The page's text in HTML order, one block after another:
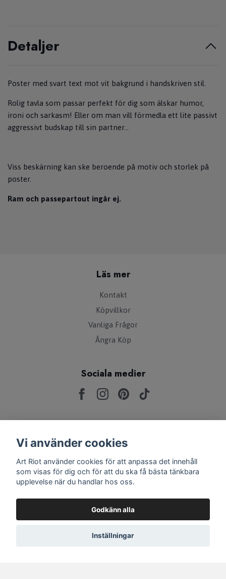
Detaljer
Poster med svart text mot vit bakgrund i handskriven stil.
Rolig tavla som passar perfekt för dig som älskar humor,
ironi och sarkasm! Eller om man vill förmedla ett lite passivt
aggressivt budskap till sin partner...
Viss beskärning kan ske beroende på motiv och storlek på
poster.
Ram och passepartout ingår ej.
Läs mer
Kontakt
Köpvillkor
Vanliga Frågor
Ångra Köp
Sociala medier
första som får reda på nyheter, tävlingar och
Vi använder cookies
Art Riot använder cookies för att anpassa det innehåll
som visas för dig och för att du ska få bästa tänkbara
upplevelse när du handlar hos oss.
Godkänn alla
Inställningar